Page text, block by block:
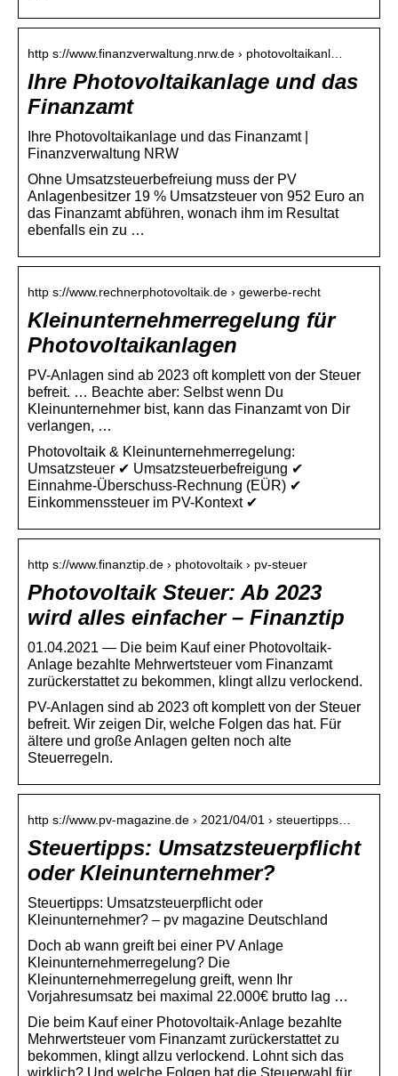
http s://www.finanzverwaltung.nrw.de › photovoltaikanl…
Ihre Photovoltaikanlage und das
Finanzamt
Ihre Photovoltaikanlage und das Finanzamt |
Finanzverwaltung NRW
Ohne Umsatzsteuerbefreiung muss der PV
Anlagenbesitzer 19 % Umsatzsteuer von 952 Euro an
das Finanzamt abführen, wonach ihm im Resultat
ebenfalls ein zu …
http s://www.rechnerphotovoltaik.de › gewerbe-recht
Kleinunternehmerregelung für
Photovoltaikanlagen
PV-Anlagen sind ab 2023 oft komplett von der Steuer
befreit. … Beachte aber: Selbst wenn Du
Kleinunternehmer bist, kann das Finanzamt von Dir
verlangen, …
Photovoltaik & Kleinunternehmerregelung:
Umsatzsteuer ✔ Umsatzsteuerbefreigung ✔
Einnahme-Überschuss-Rechnung (EÜR) ✔
Einkommenssteuer im PV-Kontext ✔
http s://www.finanztip.de › photovoltaik › pv-steuer
Photovoltaik Steuer: Ab 2023
wird alles einfacher – Finanztip
01.04.2021 — Die beim Kauf einer Photovoltaik-
Anlage bezahlte Mehrwertsteuer vom Finanzamt
zurückerstattet zu bekommen, klingt allzu verlockend.
PV-Anlagen sind ab 2023 oft komplett von der Steuer
befreit. Wir zeigen Dir, welche Folgen das hat. Für
ältere und große Anlagen gelten noch alte
Steuerregeln.
http s://www.pv-magazine.de › 2021/04/01 › steuertipps…
Steuertipps: Umsatzsteuerpflicht
oder Kleinunternehmer?
Steuertipps: Umsatzsteuerpflicht oder
Kleinunternehmer? – pv magazine Deutschland
Doch ab wann greift bei einer PV Anlage
Kleinunternehmerregelung? Die
Kleinunternehmerregelung greift, wenn Ihr
Vorjahresumsatz bei maximal 22.000€ brutto lag …
Die beim Kauf einer Photovoltaik-Anlage bezahlte
Mehrwertsteuer vom Finanzamt ­zurückerstattet zu
bekommen, klingt allzu verlockend. Lohnt sich das
wirklich? Und welche Folgen hat die Steuerwahl für